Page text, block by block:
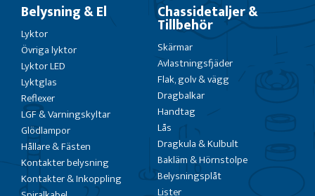
Belysning & El
Lyktor
Övriga lyktor
Lyktor LED
Lyktglas
Reflexer
LGF & Varningskyltar
Glödlampor
Hållare & Fästen
Kontakter belysning
Kontakter & Inkoppling
Chassidetaljer &
Tillbehör
Skärmar
Avlastningsfjäder
Flak, golv & vägg
Dragbalkar
Handtag
Lås
Dragkula & Kulbult
Bakläm & Hörnstolpe
Belysningsplåt
Lister